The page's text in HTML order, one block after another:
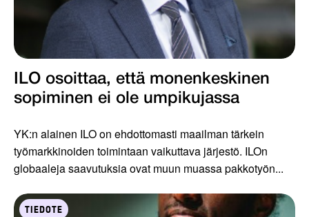
ILO osoittaa, että monenkeskinen
sopiminen ei ole umpikujassa
YK:n alainen ILO on ehdottomasti maailman tärkein
työmarkkinoiden toimintaan vaikuttava järjestö. ILOn
globaaleja saavutuksia ovat muun muassa pakkotyön...
TIEDOTE